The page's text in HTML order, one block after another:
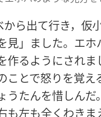
から出て行き，仮
見」ました。エ
作るようにされ
ことで怒りを覚
たんを惜しん
も左も全くわき